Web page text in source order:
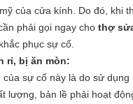
của cửa kính. Do đó, khi
phải gọi ngay cho thợ
phục sự cố.
rỉ, bị ăn mòn:
của sự cố này là do sử dụng
lượng, bản lề phải hoạt